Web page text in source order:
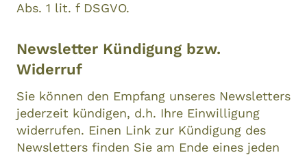
Abs. 1 lit. f DSGVO.
Newsletter Kündigung bzw.
Widerruf
Sie können den Empfang unseres Newsletters
jederzeit kündigen, d.h. Ihre Einwilligung
widerrufen. Einen Link zur Kündigung des
Newsletters finden Sie am Ende eines jeden